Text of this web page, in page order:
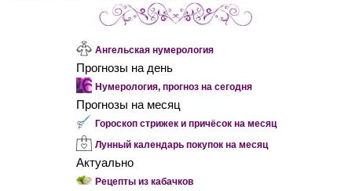
Ангельская нумерология
Прогнозы на день
Нумерология, прогноз на сегодня
Прогнозы на месяц
Гороскоп стрижек и причёсок на месяц
Лунный календарь покупок на месяц
Актуально
Рецепты из кабачков